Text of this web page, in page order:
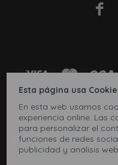
Esta página usa
En esta web usamos
experiencia online. Las
para personalizar el
funciones de redes
publicidad y análisis
